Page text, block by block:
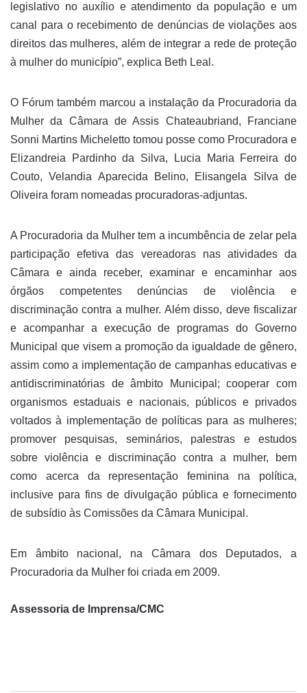
legislativo no auxílio e atendimento da população e um
canal para o recebimento de denúncias de violações aos
direitos das mulheres, além de integrar a rede de proteção
à mulher do município”, explica Beth Leal.
O Fórum também marcou a instalação da Procuradoria da
Mulher da Câmara de Assis Chateaubriand, Franciane
Sonni Martins Micheletto tomou posse como Procuradora e
Elizandreia Pardinho da Silva, Lucia Maria Ferreira do
Couto, Velandia Aparecida Belino, Elisangela Silva de
Oliveira foram nomeadas procuradoras-adjuntas.
A Procuradoria da Mulher tem a incumbência de zelar pela
participação efetiva das vereadoras nas atividades da
Câmara e ainda receber, examinar e encaminhar aos
órgãos competentes denúncias de violência e
discriminação contra a mulher. Além disso, deve fiscalizar
e acompanhar a execução de programas do Governo
Municipal que visem a promoção da igualdade de gênero,
assim como a implementação de campanhas educativas e
antidiscriminatórias de âmbito Municipal; cooperar com
organismos estaduais e nacionais, públicos e privados
voltados à implementação de políticas para as mulheres;
promover pesquisas, seminários, palestras e estudos
sobre violência e discriminação contra a mulher, bem
como acerca da representação feminina na política,
inclusive para fins de divulgação pública e fornecimento
de subsídio às Comissões da Câmara Municipal.
Em âmbito nacional, na Câmara dos Deputados, a
Procuradoria da Mulher foi criada em 2009.
Assessoria de Imprensa/CMC